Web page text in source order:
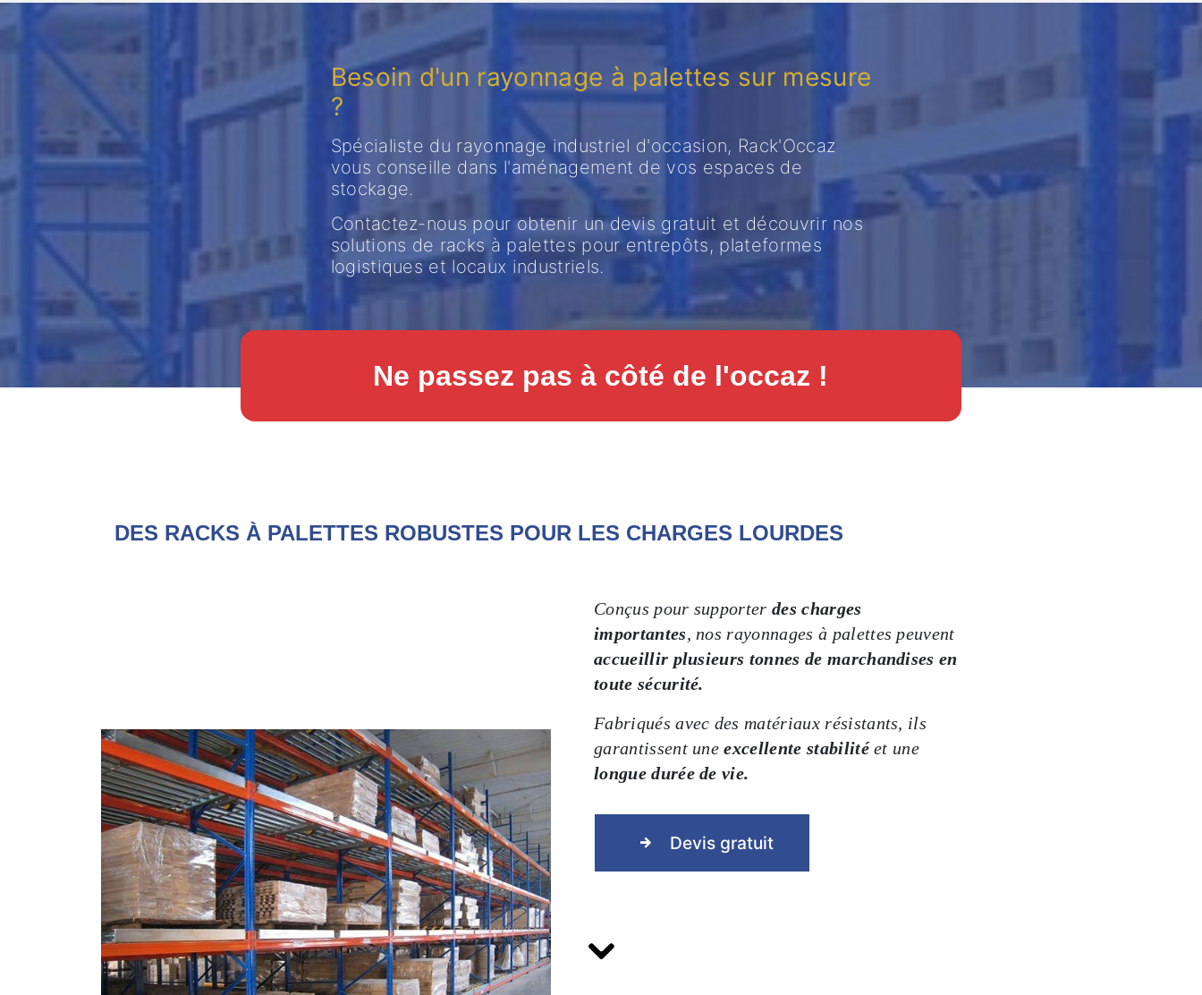
Besoin d'un rayonnage à palettes sur mesure
?
Spécialiste du rayonnage industriel d'occasion, Rack'Occaz
vous conseille dans l'aménagement de vos espaces de
stockage.
Contactez-nous pour obtenir un devis gratuit et découvrir nos
solutions de racks à palettes pour entrepôts, plateformes
logistiques et locaux industriels.
Ne passez pas à côté de l'occaz !
DES RACKS À PALETTES ROBUSTES POUR LES CHARGES LOURDES
Conçus pour supporterdes charges
importantes, nos rayonnages à palettes peuvent
accueillir plusieurs tonnes de marchandises en
toute sécurité.
Fabriqués avec des matériaux résistants, ils
garantissent uneexcellente stabilitéet une
longue durée de vie.
Devis gratuit